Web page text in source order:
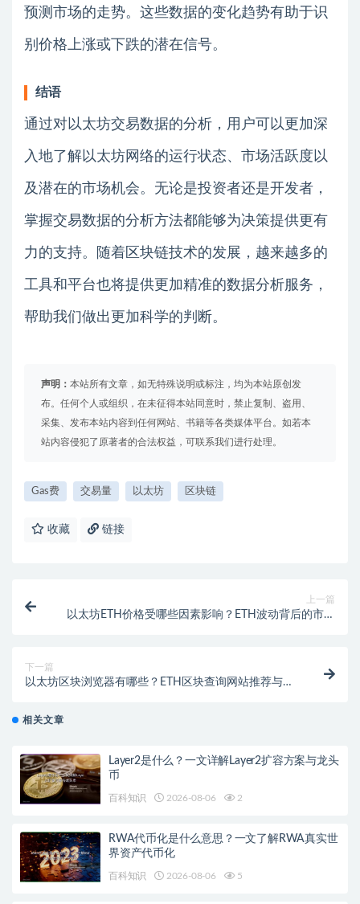
预测市场的走势。这些数据的变化趋势有助于识
别价格上涨或下跌的潜在信号。
结语
通过对以太坊交易数据的分析，用户可以更加深
入地了解以太坊网络的运行状态、市场活跃度以
及潜在的市场机会。无论是投资者还是开发者，
掌握交易数据的分析方法都能够为决策提供更有
力的支持。随着区块链技术的发展，越来越多的
工具和平台也将提供更加精准的数据分析服务，
帮助我们做出更加科学的判断。
声明： 本站所有文章，如无特殊说明或标注，均为本站原创发
布。任何个人或组织，在未征得本站同意时，禁止复制、盗用、
采集、发布本站内容到任何网站、书籍等各类媒体平台。如若本
站内容侵犯了原著者的合法权益，可联系我们进行处理。
Gas费 交易量 以太坊 区块链
收藏 链接
上一篇
以太坊ETH价格受哪些因素影响？ETH波动背后的市场
下一篇
以太坊区块浏览器有哪些？ETH区块查询网站推荐与使
相关文章
Layer2是什么？一文详解Layer2扩容方案与龙头
币
百科知识 2026-08-06 2
RWA代币化是什么意思？一文了解RWA真实世
界资产代币化
百科知识 2026-08-06 5